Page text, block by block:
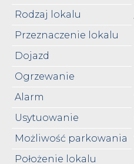
Rodzaj lokalu
Przeznaczenie lokalu
Dojazd
Ogrzewanie
Alarm
Usytuowanie
Możliwość parkowania
Położenie lokalu